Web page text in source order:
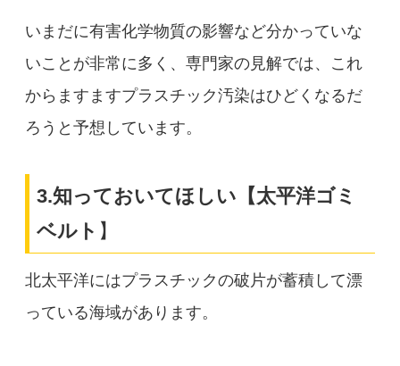
いまだに有害化学物質の影響など分かっていな
いことが非常に多く、専門家の見解では、これ
からますますプラスチック汚染はひどくなるだ
ろうと予想しています。
3.知っておいてほしい【太平洋ゴミ
ベルト 】
北太平洋にはプラスチックの破片が蓄積して漂
っている海域があります。